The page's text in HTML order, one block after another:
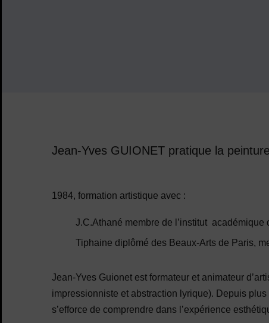
Jean-Yves GUIONET pratique la
1984, formation artistique avec :
J.C.Athané membre de l’institut académique
Tiphaine diplômé des Beaux-Arts de Paris,
Jean-Yves Guionet est formateur et animateur
impressionniste et abstraction lyrique). Depuis
s’efforce de comprendre dans l’expérience